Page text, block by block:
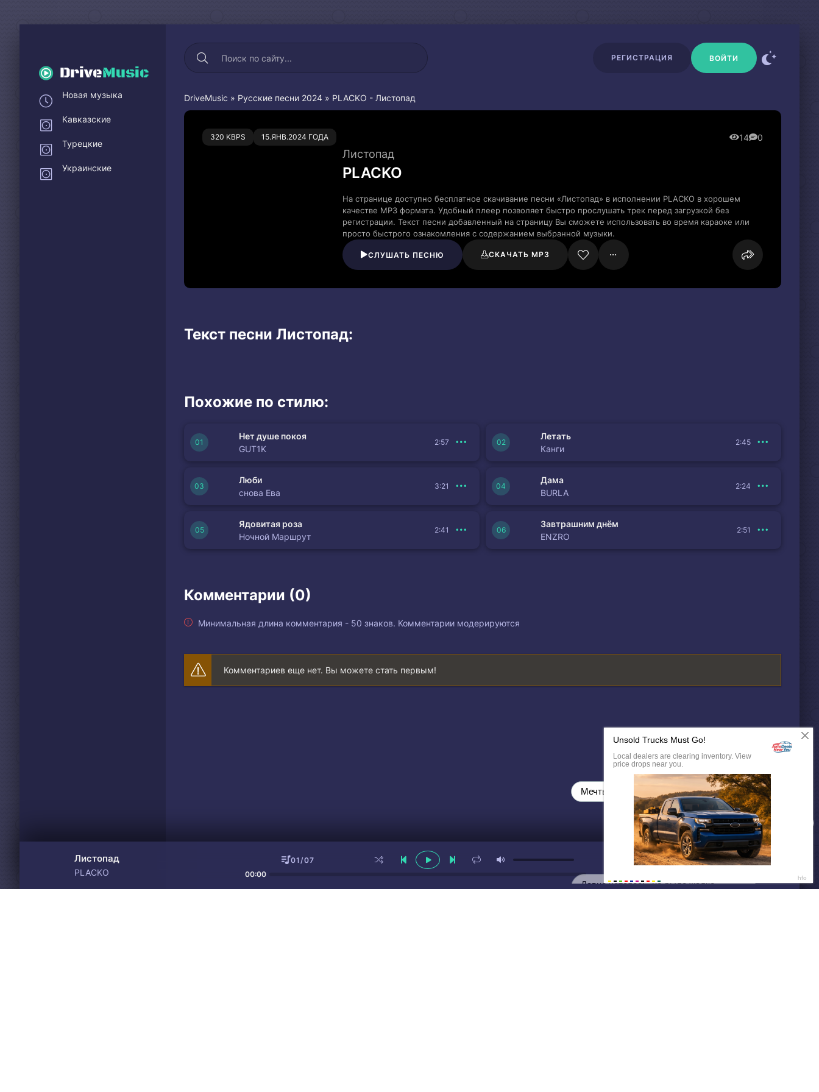
DriveMusic
РЕГИСТРАЦИЯ ВОЙТИ
DriveMusic » Русские песни 2024 » PLACKO - Листопад
320 KBPS 15.ЯНВ.2024 ГОДА 14 0
0 0
Листопад
PLACKO
На странице доступно бесплатное скачивание песни «Листопад» в исполнении PLACKO в хорошем
качестве MP3 формата. Удобный плеер позволяет быстро прослушать трек перед загрузкой без
регистрации. Текст песни добавленный на страницу Вы сможете использовать во время караоке или
просто быстрого ознакомления с содержанием выбранной музыки.
СЛУШАТЬ ПЕСНЮ СКАЧАТЬ MP3
Текст песни Листопад:
Похожие по стилю:
Нет душе покоя
GUT1K
2:57
Летать
Канги
2:45
Люби
снова Ева
3:21
Дама
BURLA
2:24
Ядовитая роза
Ночной Маршрут
2:41
Завтрашним днём
ENZRO
2:51
Комментарии (0)
Минимальная длина комментария - 50 знаков. Комментарии модерируются
Комментариев еще нет. Вы можете стать первым!
Новая музыка
Кавказские
Турецкие
Украинские
Листопад
PLACKO
01/07
00:00
ДАЛЕЕ
Мечты по скидке 🎁